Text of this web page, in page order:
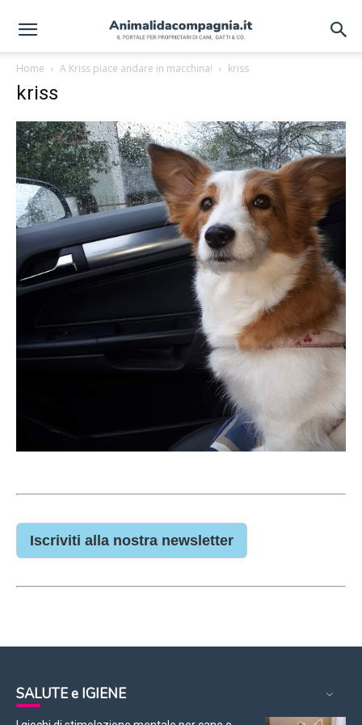
Home A Kriss piace andare in macchina! kriss
kriss
Iscriviti alla nostra newsletter
SALUTE e IGIENE